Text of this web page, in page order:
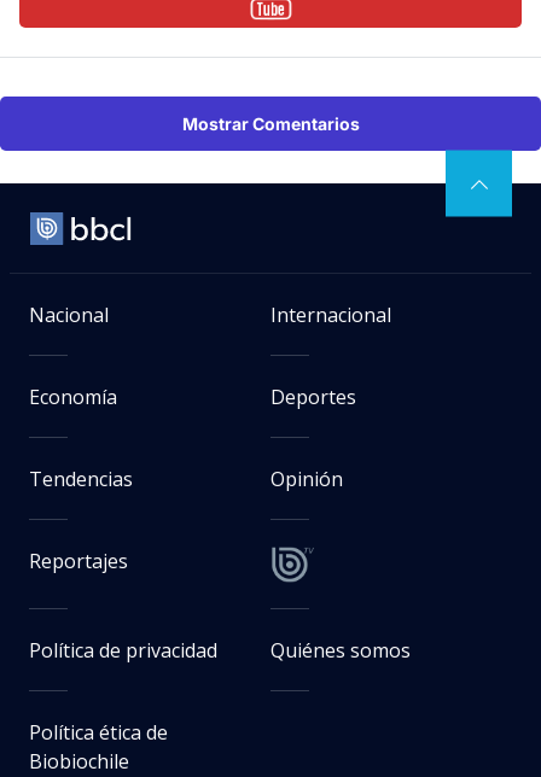
Mostrar Comentarios
Nacional Internacional
Economía Deportes
Tendencias Opinión
Reportajes
Política de privacidad Quiénes somos
Política ética de
Biobiochile